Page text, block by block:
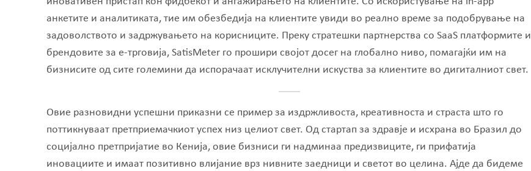
анкетите и аналитиката, тие им обезбедија на клиентите увиди во реално време за подобрување на
задоволството и задржувањето на корисниците. Преку стратешки партнерства со SaaS платформите и
брендовите за е-трговија, SatisMeter го прошири својот досег на глобално ниво, помагајќи им на
бизнисите од сите големини да испорачаат исклучителни искуства за клиентите во дигиталниот свет.
Oвие разновидни успешни приказни се пример за издржливоста, креативноста и страста што го
поттикнуваат претприемачкиот успех низ целиот свет. Од стартап за здравје и исхрана во Бразил до
социјално претпријатие во Кенија, овие бизниси ги надминаа предизвиците, ги прифатија
иновациите и имаат позитивно влијание врз нивните заедници и светот во целина. Ајде да бидеме